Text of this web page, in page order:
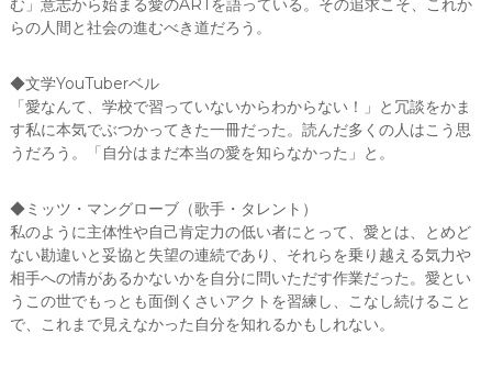
む」意志から始まる愛のARTを語っている。その追求こそ、これか
らの人間と社会の進むべき道だろう。
◆文学YouTuberベル
「愛なんて、学校で習っていないからわからない！」と冗談をかま
す私に本気でぶつかってきた一冊だった。読んだ多くの人はこう思
うだろう。「自分はまだ本当の愛を知らなかった」と。
◆ミッツ・マングローブ（歌手・タレント）
私のように主体性や自己肯定力の低い者にとって、愛とは、とめど
ない勘違いと妥協と失望の連続であり、それらを乗り越える気力や
相手への情があるかないかを自分に問いただす作業だった。愛とい
うこの世でもっとも面倒くさいアクトを習練し、こなし続けること
で、これまで見えなかった自分を知れるかもしれない。